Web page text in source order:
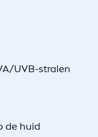
UVB-stralen
de huid